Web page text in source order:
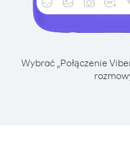
Wybrać „Połączenie